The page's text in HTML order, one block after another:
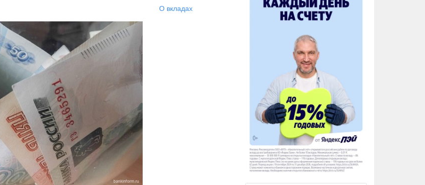
О вкладах